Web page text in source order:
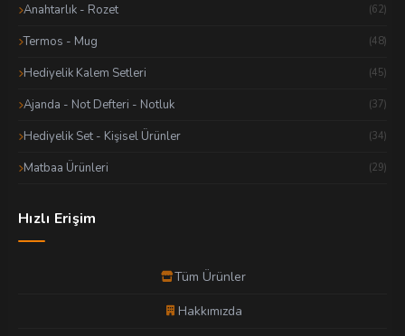
Anahtarlık - Rozet (62)
Termos - Mug (48)
Hediyelik Kalem Setleri (45)
Ajanda - Not Defteri - Notluk (37)
Hediyelik Set - Kişisel Ürünler (34)
Matbaa Ürünleri (29)
Hızlı Erişim
Tüm Ürünler
Hakkımızda